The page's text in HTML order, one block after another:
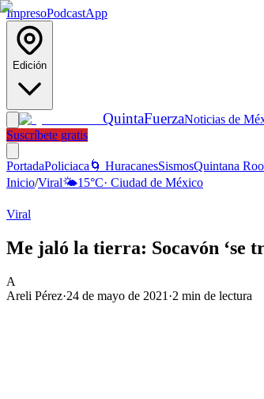
ImpresoPodcastApp
Edición
QuintaFuerzaNoticias de
Suscríbete gratis
PortadaPoliciaca 🌀 HuracanesSismosQuintana Roo
Inicio/Viral🌤️15°C· Ciudad de México
Viral
Me jaló la tierra: Socavón ‘se
A
Areli Pérez·24 de mayo de 2021 ·2 min de lectura